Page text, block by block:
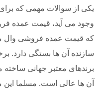
یکی از سوالات مهمی که
وجود می آید، قیمت عمده
که قیمت عمده فروشی وال
سازنده آن ها بستگی
برندهای معتبر جهانی
آن ها عالی است. مسلما